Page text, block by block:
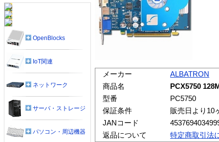
メーカー
ALBATRON
商品名
PCX5750
型番
PC5750
保証条件
販売日より10
JANコード
返品について
特定商取引法
OpenBlocks
IoT関連
ネットワーク
サーバ・ストレージ
パソコン・周辺機器